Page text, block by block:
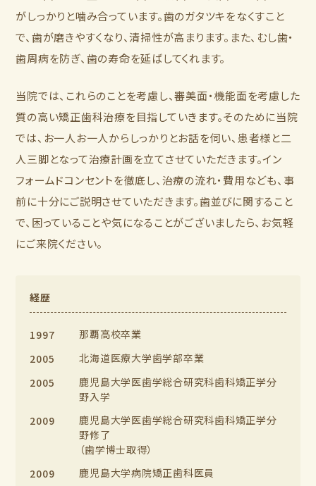
がしっかりと噛み合っています。歯のガタツキをなくすこと
で、歯が磨きやすくなり、清掃性が高まります。また、むし歯・
歯周病を防ぎ、歯の寿命を延ばしてくれます。
当院では、これらのことを考慮し、審美面・機能面を考慮した
質の高い矯正歯科治療を目指していきます。そのために当院
では、お一人お一人からしっかりとお話を伺い、患者様と二
人三脚となって治療計画を立てさせていただきます。イン
フォームドコンセントを徹底し、治療の流れ・費用なども、事
前に十分にご説明させていただきます。歯並びに関すること
で、困っていることや気になることがございましたら、お気軽
にご来院ください。
経歴
1997
那覇高校卒業
2005
北海道医療大学歯学部卒業
2005
鹿児島大学医歯学総合研究科歯科矯正学分
野入学
2009
鹿児島大学医歯学総合研究科歯科矯正学分
野修了
（歯学博士取得）
2009
鹿児島大学病院矯正歯科医員